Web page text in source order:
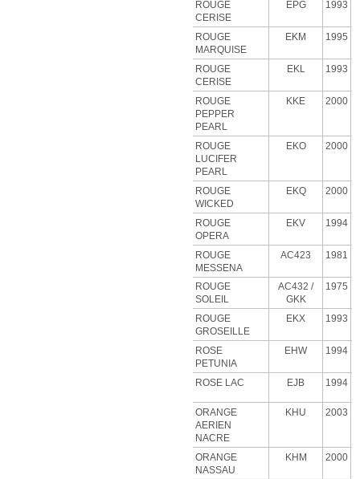
ROUGE
CERISE
EPG 1993
ROUGE
MARQUISE
EKM 1995
ROUGE
CERISE
EKL 1993
ROUGE
PEPPER
PEARL
KKE 2000
ROUGE
LUCIFER
PEARL
EKO 2000
ROUGE
WICKED
EKQ 2000
ROUGE
OPERA
EKV 1994
ROUGE
MESSENA
AC423 1981
ROUGE
SOLEIL
AC432 /
GKK
1975
ROUGE
GROSEILLE
EKX 1993
ROSE
PETUNIA
EHW 1994
ROSE LAC EJB 1994
ORANGE
AERIEN
NACRE
KHU 2003
ORANGE
NASSAU
KHM 2000